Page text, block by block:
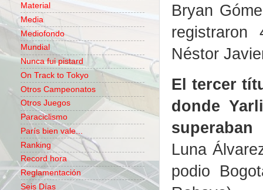
Bryan
registraron
Néstor
El tercer
donde
Luna
podio
Material
Media
Mediofondo
Mundial
Nunca fui pistard
On Track to Tokyo
Otros Campeonatos
Otros Juegos
Paraciclismo
París bien vale...
Ranking
Record hora
Reglamentación
Seis Días